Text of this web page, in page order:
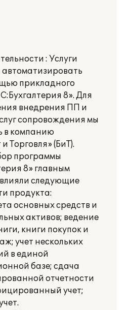
: Услуги
прикладного
8». Для
внедрения ПП и
сопровождения мы
в компанию
Торговля» (БиТ).
программы
8» главным
следующие
продукта:
основных средств и
активов; ведение
книги покупок и
учет нескольких
в единой
базе; сдача
отчетности
учет;